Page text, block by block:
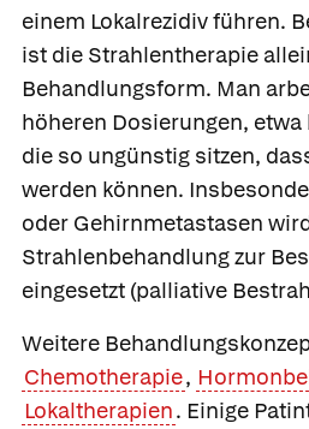
einem Lokalrezidivführen.
ist die Strahlentherapie
Behandlungsform. Man
höheren Dosierungen,
die so ungünstig sitzen,
werden können.
oder Gehirnmetastasen
Strahlenbehandlung zur
eingesetzt (palliative
Weitere
Chemotherapie,
Lokaltherapien. Einige